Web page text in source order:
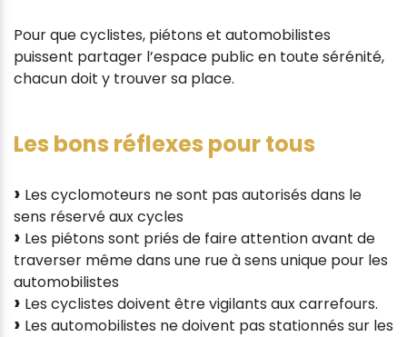
Pour que cyclistes, piétons et automobilistes
puissent partager l’espace public en toute sérénité,
chacun doit y trouver sa place.
Les bons réflexes pour tous
Les cyclomoteurs ne sont pas autorisés dans le
sens réservé aux cycles
Les piétons sont priés de faire attention avant de
traverser même dans une rue à sens unique pour les
automobilistes
Les cyclistes doivent être vigilants aux carrefours.
Les automobilistes ne doivent pas stationnés sur les